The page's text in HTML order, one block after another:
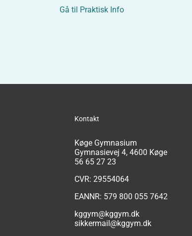
Gå til Praktisk Info
Kontakt
Køge Gymnasium
Gymnasievej 4, 4600 Køge
56 65 27 23
CVR: 29554064
EANNR: 579 800 055 7642
kggym@kggym.dk
sikkermail@kggym.dk